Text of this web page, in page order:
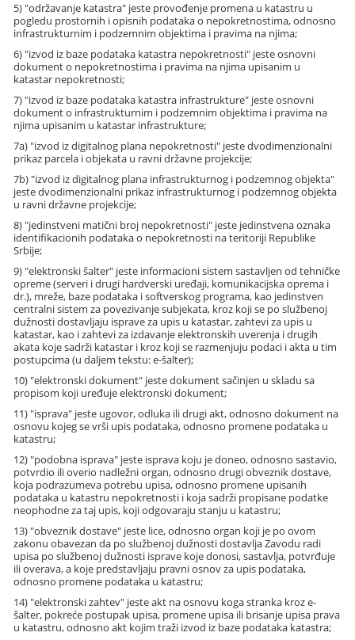
5) "održavanje katastra" jeste provođenje promena u katastru u
pogledu prostornih i opisnih podataka o nepokretnostima, odnosno
infrastrukturnim i podzemnim objektima i pravima na njima;
6) "izvod iz baze podataka katastra nepokretnosti" jeste osnovni
dokument o nepokretnostima i pravima na njima upisanim u
katastar nepokretnosti;
7) "izvod iz baze podataka katastra infrastrukture" jeste osnovni
dokument o infrastrukturnim i podzemnim objektima i pravima na
njima upisanim u katastar infrastrukture;
7a) "izvod iz digitalnog plana nepokretnosti" jeste dvodimenzionalni
prikaz parcela i objekata u ravni državne projekcije;
7b) "izvod iz digitalnog plana infrastrukturnog i podzemnog objekta"
jeste dvodimenzionalni prikaz infrastrukturnog i podzemnog objekta
u ravni državne projekcije;
8) "jedinstveni matični broj nepokretnosti" jeste jedinstvena oznaka
identifikacionih podataka o nepokretnosti na teritoriji Republike
Srbije;
9) "elektronski šalter" jeste informacioni sistem sastavljen od tehničke
opreme (serveri i drugi hardverski uređaji, komunikacijska oprema i
dr.), mreže, baze podataka i softverskog programa, kao jedinstven
centralni sistem za povezivanje subjekata, kroz koji se po službenoj
dužnosti dostavljaju isprave za upis u katastar, zahtevi za upis u
katastar, kao i zahtevi za izdavanje elektronskih uverenja i drugih
akata koje sadrži katastar i kroz koji se razmenjuju podaci i akta u tim
postupcima (u daljem tekstu: e-šalter);
10) "elektronski dokument" jeste dokument sačinjen u skladu sa
propisom koji uređuje elektronski dokument;
11) "isprava" jeste ugovor, odluka ili drugi akt, odnosno dokument na
osnovu kojeg se vrši upis podataka, odnosno promene podataka u
katastru;
12) "podobna isprava" jeste isprava koju je doneo, odnosno sastavio,
potvrdio ili overio nadležni organ, odnosno drugi obveznik dostave,
koja podrazumeva potrebu upisa, odnosno promene upisanih
podataka u katastru nepokretnosti i koja sadrži propisane podatke
neophodne za taj upis, koji odgovaraju stanju u katastru;
13) "obveznik dostave" jeste lice, odnosno organ koji je po ovom
zakonu obavezan da po službenoj dužnosti dostavlja Zavodu radi
upisa po službenoj dužnosti isprave koje donosi, sastavlja, potvrđuje
ili overava, a koje predstavljaju pravni osnov za upis podataka,
odnosno promene podataka u katastru;
14) "elektronski zahtev" jeste akt na osnovu koga stranka kroz e-
šalter, pokreće postupak upisa, promene upisa ili brisanje upisa prava
u katastru, odnosno akt kojim traži izvod iz baze podataka katastra;